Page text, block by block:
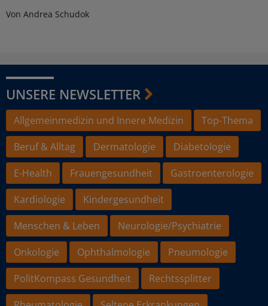
Von Andrea Schudok
UNSERE NEWSLETTER
Allgemeinmedizin und Innere Medizin
Top-Thema
Beruf & Alltag
Dermatologie
Diabetologie
E-Health
Frauengesundheit
Gastroenterologie
Kardiologie
Kindergesundheit
Menschen & Leben
Neurologie/Psychiatrie
Onkologie
Ophthalmologie
Pneumologie
PolitKompass Gesundheit
Rechtssplitter